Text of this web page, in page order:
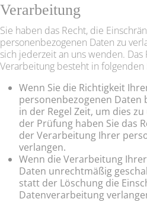
Verarbeitung
Sie haben das Recht, die
personenbezogenen Daten zu
sich jederzeit an uns wenden.
Verarbeitung besteht in folgenden
Wenn Sie die Richtigkeit
personenbezogenen
in der Regel Zeit, um dies
der Prüfung haben Sie das
der Verarbeitung Ihrer
verlangen.
Wenn die Verarbeitung
Daten unrechtmäßig
statt der Löschung die
Datenverarbeitung